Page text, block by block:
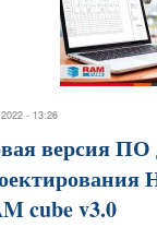
- 13:26
версия ПО
cube v3.0